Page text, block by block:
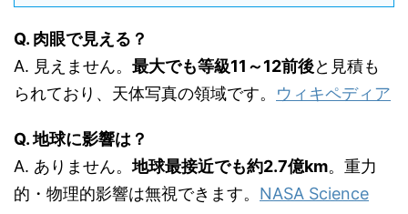
Q. 肉眼で見える？
A. 見えません。 最大でも等級11～12前後と見積も
られており、天体写真の領域です。 ウィキペディア
Q. 地球に影響は？
A. ありません。地球最接近でも約2.7億km。重力
的・物理的影響は無視できます。 NASA Science